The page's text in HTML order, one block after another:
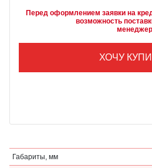
Перед оформлением заявки на
возможность
ХОЧУ
Габариты, мм